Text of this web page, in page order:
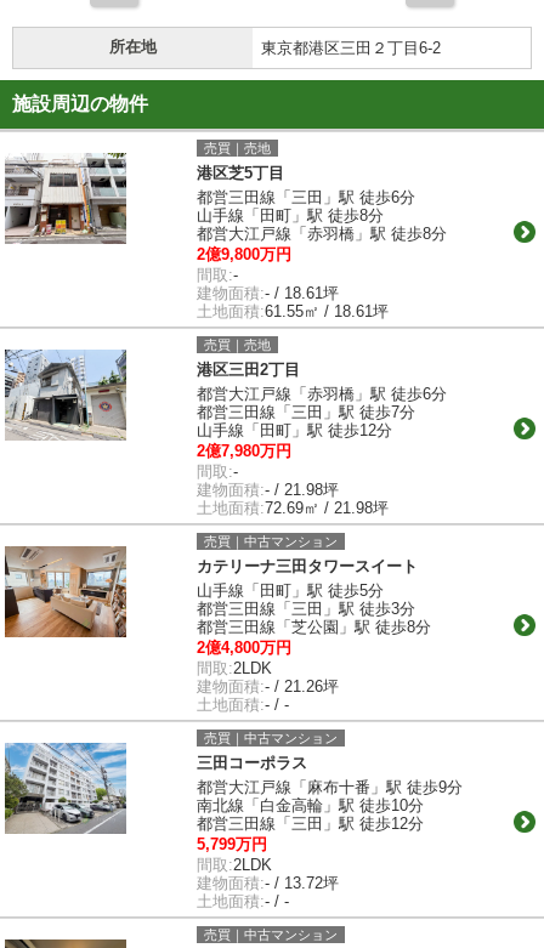
所在地 東京都港区三田２丁目6-2
施設周辺の物件
売買｜売地
港区芝5丁目
都営三田線「三田」駅 徒歩6分
山手線「田町」駅 徒歩8分
都営大江戸線「赤羽橋」駅 徒歩8分
2億9,800万円
間取:-
建物面積:- / 18.61坪
土地面積:61.55㎡ / 18.61坪
売買｜売地
港区三田2丁目
都営大江戸線「赤羽橋」駅 徒歩6分
都営三田線「三田」駅 徒歩7分
山手線「田町」駅 徒歩12分
2億7,980万円
間取:-
建物面積:- / 21.98坪
土地面積:72.69㎡ / 21.98坪
売買｜中古マンション
カテリーナ三田タワースイート
山手線「田町」駅 徒歩5分
都営三田線「三田」駅 徒歩3分
都営三田線「芝公園」駅 徒歩8分
2億4,800万円
間取:2LDK
建物面積:- / 21.26坪
土地面積:- / -
売買｜中古マンション
三田コーポラス
都営大江戸線「麻布十番」駅 徒歩9分
南北線「白金高輪」駅 徒歩10分
都営三田線「三田」駅 徒歩12分
5,799万円
間取:2LDK
建物面積:- / 13.72坪
土地面積:- / -
売買｜中古マンション